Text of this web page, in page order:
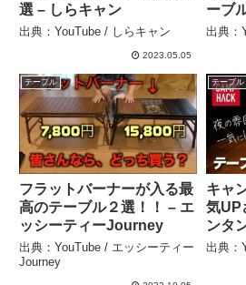
選 – しらキャン
出典：YouTube / しらキャン
2023.05.05
ーブ
坊主
出典：
テーブル
フラットバーナーが入る最
高のテーブル２選！！ – エ
ッシーティーJourney
出典：YouTube / エッシーティー
Journey
テーブル
キャ
気UP
ンタ
ンを
出典：